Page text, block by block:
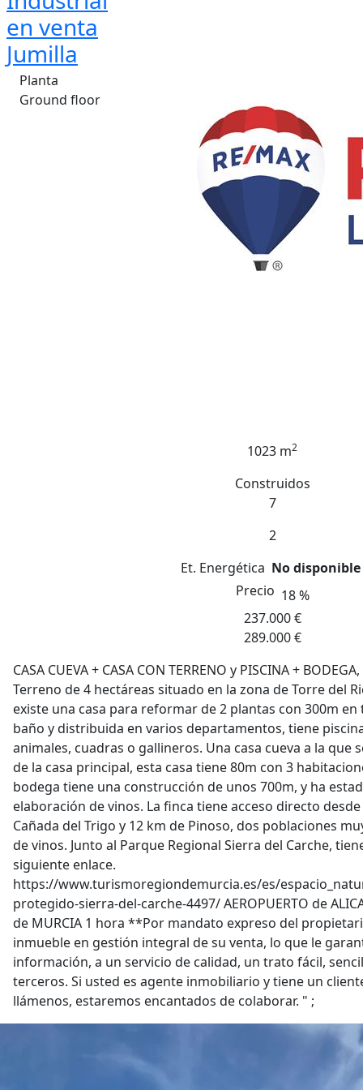
en venta
Jumilla
Planta
Ground floor
1023 m2
Construidos
7
2
Et. Energética No disponible
Precio 18 %
237.000 €
289.000 €
CASA CUEVA + CASA CON TERRENO y PISCINA +
Terreno de 4 hectáreas situado en la zona de Torre del
existe una casa para reformar de 2 plantas con 300m
baño y distribuida en varios departamentos, tiene
animales, cuadras o gallineros. Una casa cueva a la que
de la casa principal, esta casa tiene 80m con 3
bodega tiene una construcción de unos 700m, y ha
elaboración de vinos. La finca tiene acceso directo
Cañada del Trigo y 12 km de Pinoso, dos poblaciones
de vinos. Junto al Parque Regional Sierra del Carche,
siguiente enlace.
https://www.turismoregiondemurcia.es/es/
protegido-sierra-del-carche-4497/ AEROPUERTO de
de MURCIA 1 hora **Por mandato expreso del
inmueble en gestión integral de su venta, lo que le
información, a un servicio de calidad, un trato fácil,
terceros. Si usted es agente inmobiliario y tiene un
llámenos, estaremos encantados de colaborar. " ;